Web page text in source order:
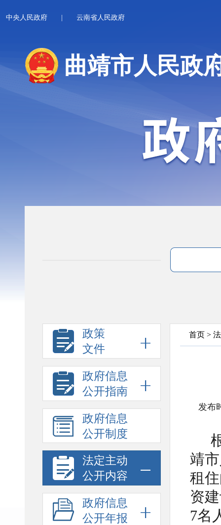
中央人民政府 云南省人民政府
曲靖市人民政
政策
文件
政府信息
公开指南
政府信息
公开制度
法定主动
公开内容
政府信息
公开年报
首页 >
发布
靖
租
资
7名